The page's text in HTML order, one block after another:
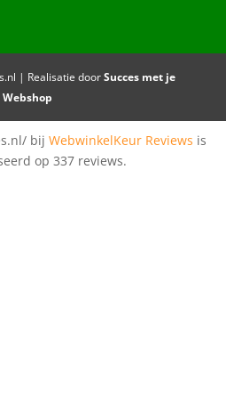
| Realisatie doorSucces met je
Webshop
bij WebwinkelKeur Reviews is
op 337 reviews.